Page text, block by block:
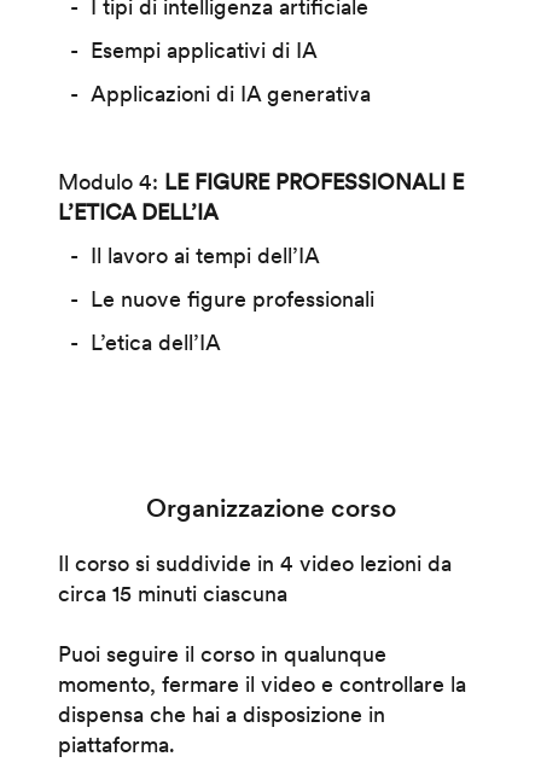
I tipi di intelligenza artificiale
Esempi applicativi di IA
Applicazioni di IA generativa
Modulo 4: LE FIGURE PROFESSIONALI E
L’ETICA DELL’IA
Il lavoro ai tempi dell’IA
Le nuove figure professionali
L’etica dell’IA
Organizzazione corso
Il corso si suddivide in 4 video lezioni da
circa 15 minuti ciascuna
Puoi seguire il corso in qualunque
momento, fermare il video e controllare la
dispensa che hai a disposizione in
piattaforma.